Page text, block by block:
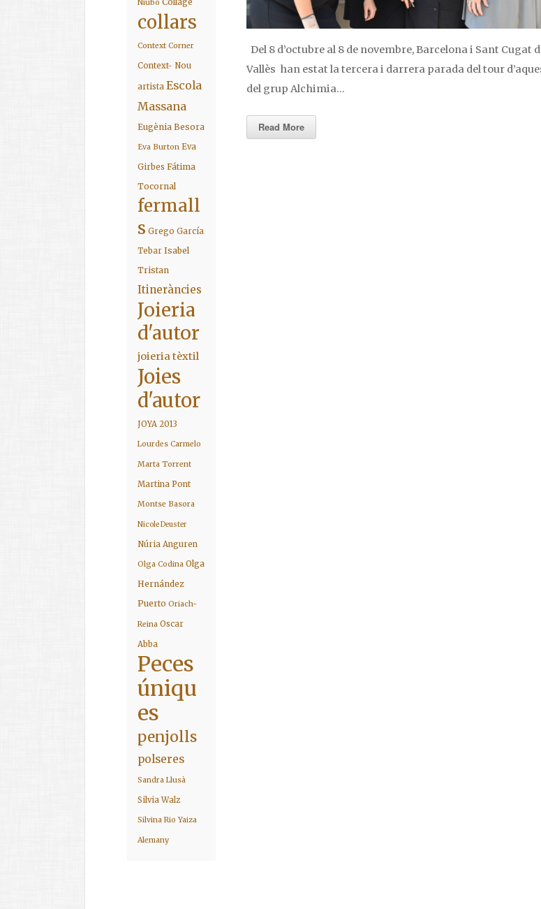
Niubó
collars
Context Corner
Context- Nou
artista Escola
Massana
Eugènia Besora
Eva Burton Eva
Girbes Fátima
Tocornal
fermall
s Grego García
Tebar Isabel
Tristan
Itineràncies
Joieria
d'autor
joieria tèxtil
Joies
d'autor
JOYA 2013
Lourdes Carmelo
Marta Torrent
Martina Pont
Montse Basora
Nicole Deuster
Núria Anguren
Olga Codina Olga
Hernández
Puerto Oriach-
Reina Oscar
Abba
Peces
úniqu
es
penjolls
polseres
Sandra Llusà
Silvia Walz
Silvina Rio Yaiza
Alemany
Del 8 d’octubre al 8 de novembre, Barcelona i Sant Cugat
Vallès han estat la tercera i darrera parada del tour
del grup Alchimia…
Read More